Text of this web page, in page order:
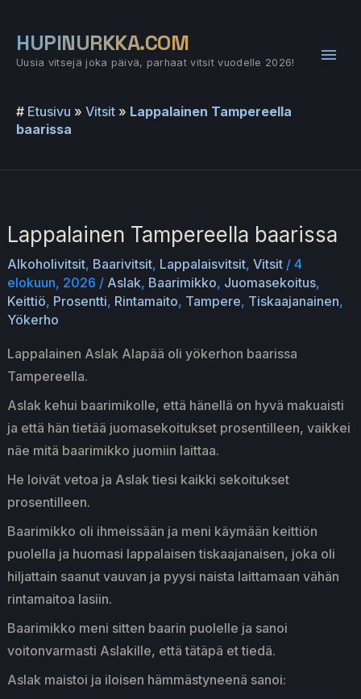
sisältöön
HUPINURKKA.COM
Uusia vitsejä joka päivä, parhaat vitsit vuodelle 2026!
# Etusivu » Vitsit » Lappalainen Tampereella
baarissa
Lappalainen Tampereella baarissa
Alkoholivitsit, Baarivitsit, Lappalaisvitsit, Vitsit/ 4
elokuun, 2026 / Aslak, Baarimikko, Juomasekoitus,
Keittiö, Prosentti, Rintamaito, Tampere, Tiskaajanainen,
Yökerho
Lappalainen Aslak Alapää oli yökerhon baarissa
Tampereella.
Aslak kehui baarimikolle, että hänellä on hyvä makuaisti
ja että hän tietää juomasekoitukset prosentilleen, vaikkei
näe mitä baarimikko juomiin laittaa.
He loivät vetoa ja Aslak tiesi kaikki sekoitukset
prosentilleen.
Baarimikko oli ihmeissään ja meni käymään keittiön
puolella ja huomasi lappalaisen tiskaajanaisen, joka oli
hiljattain saanut vauvan ja pyysi naista laittamaan vähän
rintamaitoa lasiin.
Baarimikko meni sitten baarin puolelle ja sanoi
voitonvarmasti Aslakille, että tätäpä et tiedä.
Aslak maistoi ja iloisen hämmästyneenä sanoi: